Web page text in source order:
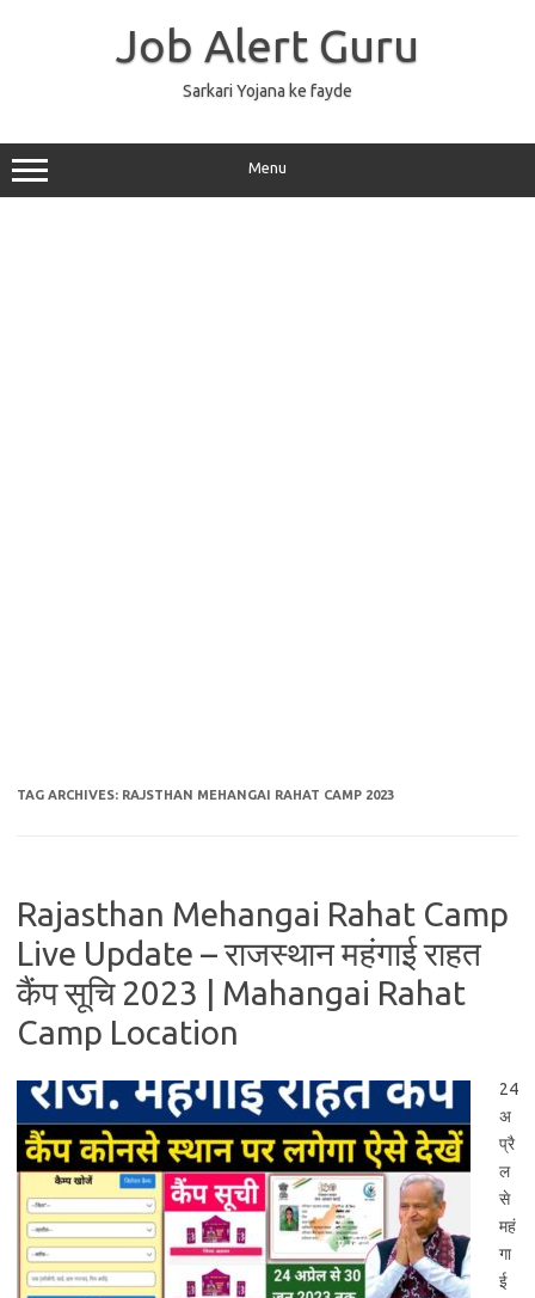
Job Alert Guru
Sarkari Yojana ke fayde
Menu
TAG ARCHIVES: RAJSTHAN MEHANGAI RAHAT CAMP 2023
Rajasthan Mehangai Rahat Camp
Live Update – राजस्थान महंगाई राहत
कैंप सूचि 2023 | Mahangai Rahat
Camp Location
24
अ
प्रै
ल
से
महं
गा
ई